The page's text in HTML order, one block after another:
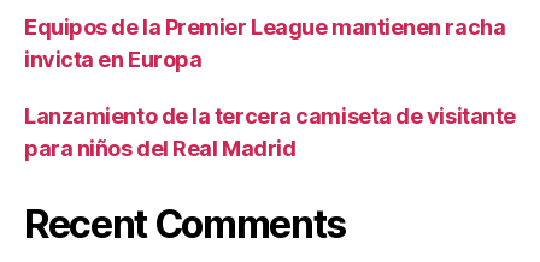
Equipos de la Premier League mantienen racha
invicta en Europa
Lanzamiento de la tercera camiseta de visitante
para niños del Real Madrid
Recent Comments